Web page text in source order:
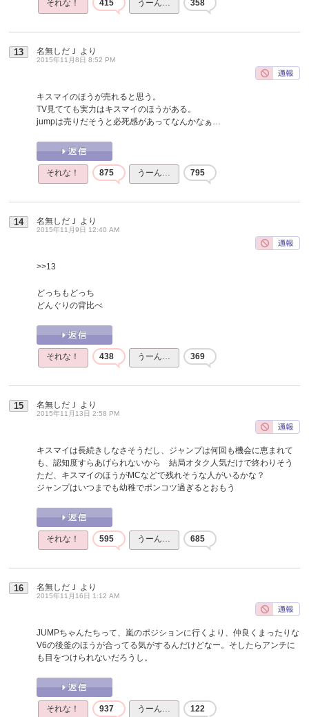
それな！ 415 うーん… 358
13 名無しだＪ より
2015年11月8日 8:52 PM
キスマイのほうが売れると思う。
TV見てても実力はキスマイのほうがある。
jumpは売りだそうと必死感があってなんかなぁ…
それな！ 875 うーん… 795
14 名無しだＪ より
2015年11月9日 12:40 AM
>>13
どっちもどっち
どんぐりの背比べ
それな！ 438 うーん… 369
15 名無しだＪ より
2015年11月13日 2:58 PM
キスマイは長続きしなさそうだし、ジャンプは何回も機会に恵まれて
も、認知度すらあげられないから 結局オタク人気だけで終わりそう
ただ、キスマイのほうがMCなどで残れそうな人がいるかな？
ジャンプはいつまでも幼稚でポンコツ過ぎるとおもう
それな！ 595 うーん… 685
16 名無しだＪ より
2015年11月16日 1:12 AM
JUMPちゃんたちって、嵐のポジションに行くより、仲良くまったりな
V6の後釜のほうが合ってる気がするんだけどなー。そしたらアンチに
も目をつけられないだろうし。
それな！ 937 うーん… 122